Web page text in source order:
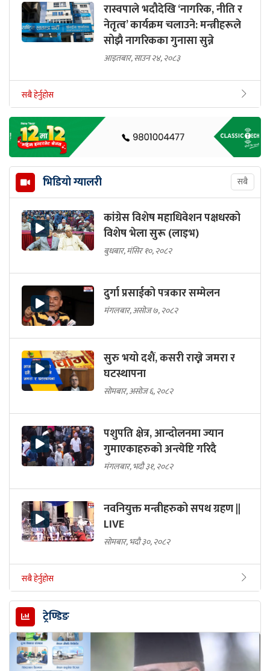
रास्वपाले भदौदेखि ‘नागरिक, नीति र
नेतृत्व’ कार्यक्रम चलाउने: मन्त्रीहरूले
सोझै नागरिकका गुनासा सुन्ने
आइतबार, साउन २४, २०८३
सबै हेर्नुहोस
भिडियो ग्यालरी सबै
कांग्रेस विशेष महाधिवेशन पक्षधरको
विशेष भेला सुरू (लाइभ)
बुधबार, मंसिर १०, २०८२
दुर्गा प्रसाईको पत्रकार सम्मेलन
मंगलबार, असोज ७, २०८२
सुरु भयो दशैं, कसरी राख्ने जमरा र
घटस्थापना
सोमबार, असोज ६, २०८२
पशुपति क्षेत्र, आन्दोलनमा ज्यान
गुमाएकाहरुको अन्त्येष्टि गरिदै
मंगलबार, भदौ ३१, २०८२
नवनियुक्त मन्त्रीहरुको सपथ ग्रहण ||
LIVE
सोमबार, भदौ ३०, २०८२
सबै हेर्नुहोस
ट्रेण्डिङ